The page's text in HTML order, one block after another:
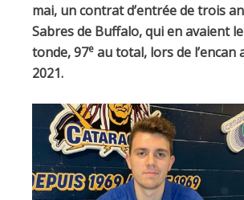
mai, un contrat d’entrée de trois
Sabres de Buffalo, qui en avaient
tonde, 97e au total, lors de l’encan
2021.